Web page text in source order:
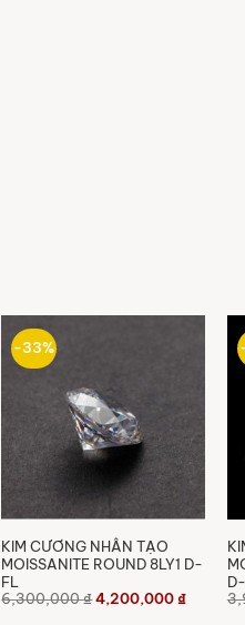
-33%
KIM CƯƠNG NHÂN TẠO
MOISSANITE ROUND 8LY1 D-
FL
6,300,000₫Giá
gốc
4,200,000₫Giá